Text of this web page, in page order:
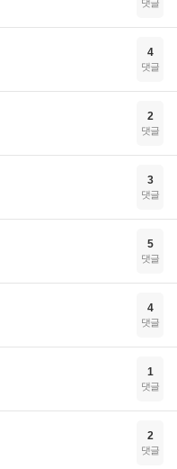
댓글
4
댓글
2
댓글
3
댓글
5
댓글
4
댓글
1
댓글
2
댓글